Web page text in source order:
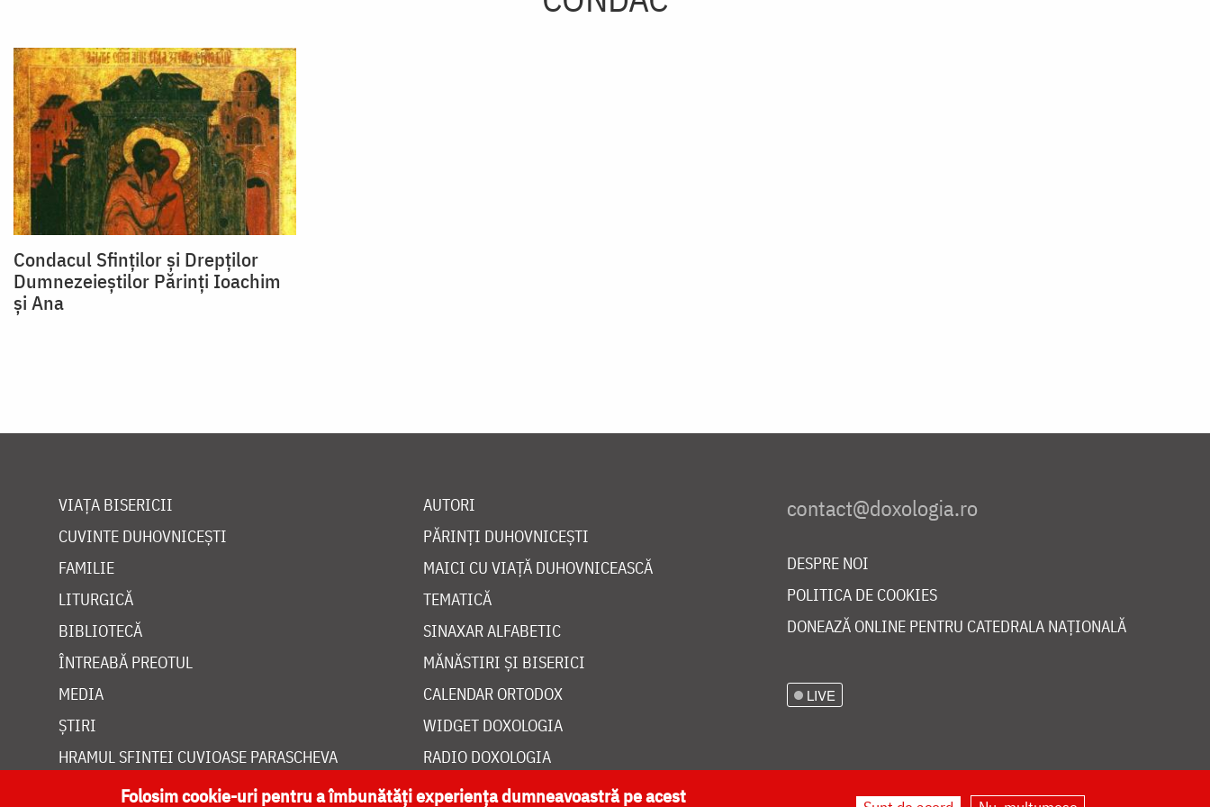
Condacul Sfinţilor şi Drepţilor
Dumnezeieştilor Părinţi Ioachim
şi Ana
VIAȚA BISERICII
CUVINTE DUHOVNICEȘTI
FAMILIE
LITURGICĂ
BIBLIOTECĂ
ÎNTREABĂ PREOTUL
MEDIA
ȘTIRI
HRAMUL SFINTEI CUVIOASE PARASCHEVA
AUTORI
PĂRINȚI DUHOVNICEȘTI
MAICI CU VIAȚĂ DUHOVNICEASCĂ
TEMATICĂ
SINAXAR ALFABETIC
MĂNĂSTIRI ȘI BISERICI
CALENDAR ORTODOX
WIDGET DOXOLOGIA
RADIO DOXOLOGIA
DESPRE NOI
POLITICA DE COOKIES
DONEAZĂ ONLINE PENTRU CATEDRALA NAȚIONALĂ
LIVE
Folosim cookie-uri pentru a îmbunătăți experiența dumneavoastră pe acest